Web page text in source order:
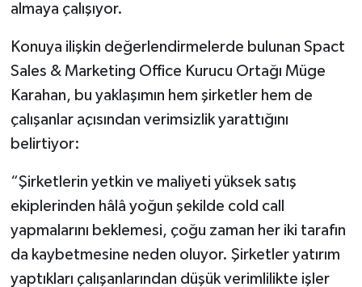
almaya çalışıyor.
Konuya ilişkin değerlendirmelerde bulunan Spact
Sales & Marketing Office Kurucu Ortağı Müge
Karahan, bu yaklaşımın hem şirketler hem de
çalışanlar açısından verimsizlik yarattığını
belirtiyor:
“Şirketlerin yetkin ve maliyeti yüksek satış
ekiplerinden hâlâ yoğun şekilde cold call
yapmalarını beklemesi, çoğu zaman her iki tarafın
da kaybetmesine neden oluyor. Şirketler yatırım
yaptıkları çalışanlarından düşük verimlilikte işler